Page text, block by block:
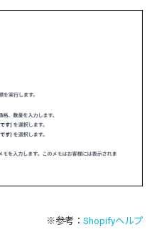
※参考： Shopifyヘルプ